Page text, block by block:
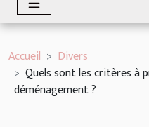
Accueil
Divers
Quels sont les critères à
déménagement ?